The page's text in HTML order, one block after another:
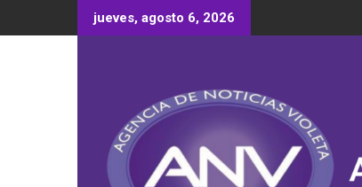
al
jueves, agosto 6, 2026